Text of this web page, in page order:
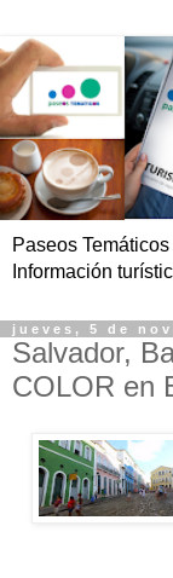
Paseos
Información
jueves, 5 de
Salvador,
COLOR en